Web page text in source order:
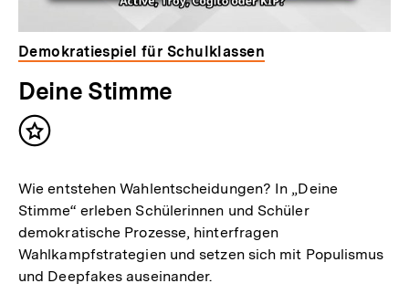
Demokratiespiel für Schulklassen
Deine Stimme
Inhalt
Wie entstehen Wahlentscheidungen? In „Deine
Stimme“ erleben Schülerinnen und Schüler
demokratische Prozesse, hinterfragen
Wahlkampfstrategien und setzen sich mit Populismus
und Deepfakes auseinander.